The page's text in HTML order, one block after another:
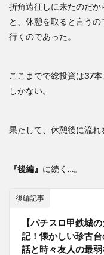
折角遠征しに来たのだ
と、休憩を取ると言う
行くのであった。
ここまでで総投資は37本
しかない。
果たして、休憩後に流れ
『後編』 に続く…。
後編記事
【パチスロ甲鉄城
記！懐かしい珍古
話と時々友人の最